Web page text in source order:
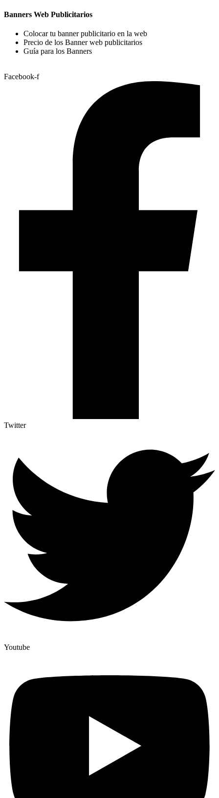
Banners Web Publicitarios
Colocar tu banner publicitario en la web
Precio de los Banner web publicitarios
Guía para los Banners
Facebook-f
Twitter
Youtube